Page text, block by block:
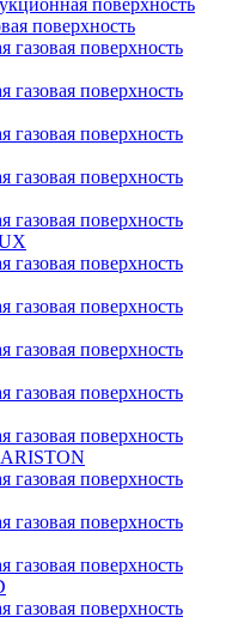
поверхность
поверхность
газовая поверхность
газовая поверхность
газовая поверхность
газовая поверхность
газовая поверхность
газовая поверхность
газовая поверхность
газовая поверхность
газовая поверхность
газовая поверхность
газовая поверхность
газовая поверхность
газовая поверхность
газовая поверхность